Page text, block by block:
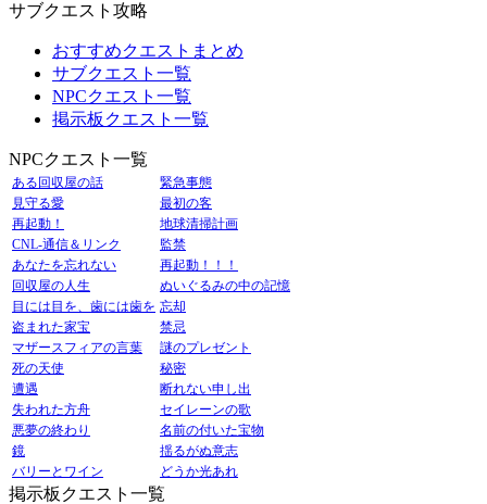
サブクエスト攻略
おすすめクエストまとめ
サブクエスト一覧
NPCクエスト一覧
掲示板クエスト一覧
NPCクエスト一覧
ある回収屋の話
緊急事態
見守る愛
最初の客
再起動！
地球清掃計画
CNL-通信＆リンク
監禁
あなたを忘れない
再起動！！！
回収屋の人生
ぬいぐるみの中の記憶
目には目を、歯には歯を 忘却
盗まれた家宝
禁忌
マザースフィアの言葉
謎のプレゼント
死の天使
秘密
遭遇
断れない申し出
失われた方舟
セイレーンの歌
悪夢の終わり
名前の付いた宝物
鏡
揺るがぬ意志
バリーとワイン
どうか光あれ
掲示板クエスト一覧